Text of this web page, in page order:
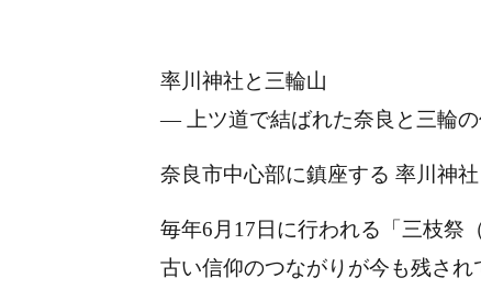
率川神社と三輪山
― 上ツ道で結ばれた奈良と三輪
奈良市中心部に鎮座する 率川神社
毎年6月17日に行われる「三枝祭
古い信仰のつながりが今も残され